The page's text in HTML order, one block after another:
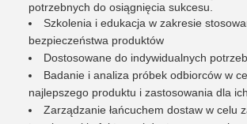
potrzebnych do osiągnięcia sukcesu.
Szkolenia i edukacja w zakresie
bezpieczeństwa produktów
Dostosowane do indywidualnych
Badanie i analiza próbek odbiorców w
najlepszego produktu i zastosowania dla
Zarządzanie łańcuchem dostaw w celu